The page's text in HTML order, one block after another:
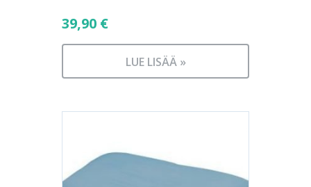
39,90 €
LUE LISÄÄ »